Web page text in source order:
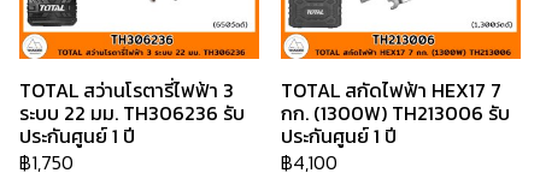
TOTAL สว่านโรตารี่ไฟฟ้า 3
ระบบ 22 มม. TH306236 รับ
ประกันศูนย์ 1 ปี
฿1,750
TOTAL สกัดไฟฟ้า HEX17 7
กก. (1300W) TH213006 รับ
ประกันศูนย์ 1 ปี
฿4,100